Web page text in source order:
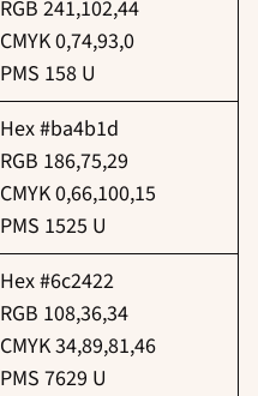
RGB 241,102,44
CMYK 0,74,93,0
PMS 158 U
Hex #ba4b1d
RGB 186,75,29
CMYK 0,66,100,15
PMS 1525 U
Hex #6c2422
RGB 108,36,34
CMYK 34,89,81,46
PMS 7629 U